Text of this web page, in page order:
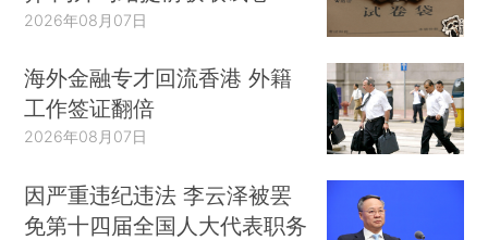
2026年08月07日
海外金融专才回流香港 外籍
工作签证翻倍
2026年08月07日
因严重违纪违法 李云泽被罢
免第十四届全国人大代表职务